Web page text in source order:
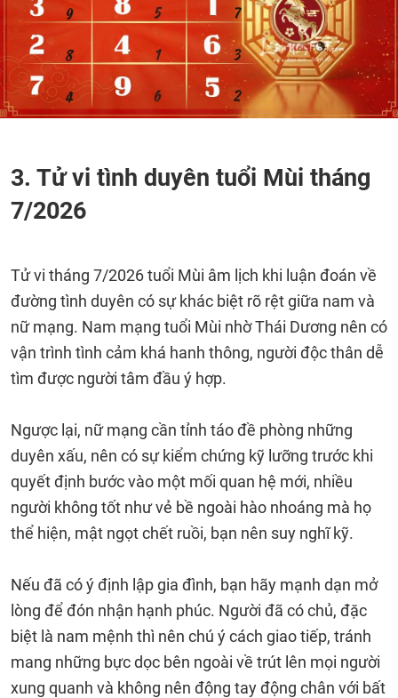
3. Tử vi tình duyên tuổi Mùi tháng
7/2026
Tử vi tháng 7/2026 tuổi Mùi âm lịch khi luận đoán về
đường tình duyên có sự khác biệt rõ rệt giữa nam và
nữ mạng. Nam mạng tuổi Mùi nhờ Thái Dương nên có
vận trình tình cảm khá hanh thông, người độc thân dễ
tìm được người tâm đầu ý hợp.
Ngược lại, nữ mạng cần tỉnh táo đề phòng những
duyên xấu, nên có sự kiểm chứng kỹ lưỡng trước khi
quyết định bước vào một mối quan hệ mới, nhiều
người không tốt như vẻ bề ngoài hào nhoáng mà họ
thể hiện, mật ngọt chết ruồi, bạn nên suy nghĩ kỹ.
Nếu đã có ý định lập gia đình, bạn hãy mạnh dạn mở
lòng để đón nhận hạnh phúc. Người đã có chủ, đặc
biệt là nam mệnh thì nên chú ý cách giao tiếp, tránh
mang những bực dọc bên ngoài về trút lên mọi người
xung quanh và không nên động tay động chân với bất